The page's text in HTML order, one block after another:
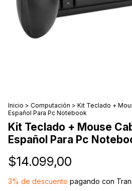
Inicio > Computación > Kit Teclado +
Español Para Pc Notebook
Kit Teclado + Mouse
Español Para Pc
$14.099,00
3% de descuento pagando con